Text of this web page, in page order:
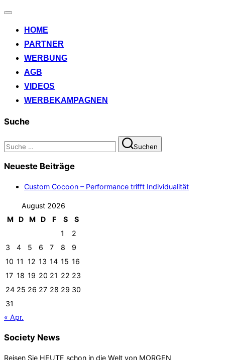
Navigation
HOME
PARTNER
WERBUNG
AGB
VIDEOS
WERBEKAMPAGNEN
Suche
Suchen
nach:
Suchen
Neueste Beiträge
Custom Cocoon – Performance trifft Individualität
August 2026
M
D M D F S
S
1
2
3
4 5 6 7 8
9
10 11 12 13 14 15 16
17 18 19 20 21 22 23
24 25 26 27 28 29 30
31
« Apr.
Society News
Reisen Sie HEUTE schon in die Welt von MORGEN